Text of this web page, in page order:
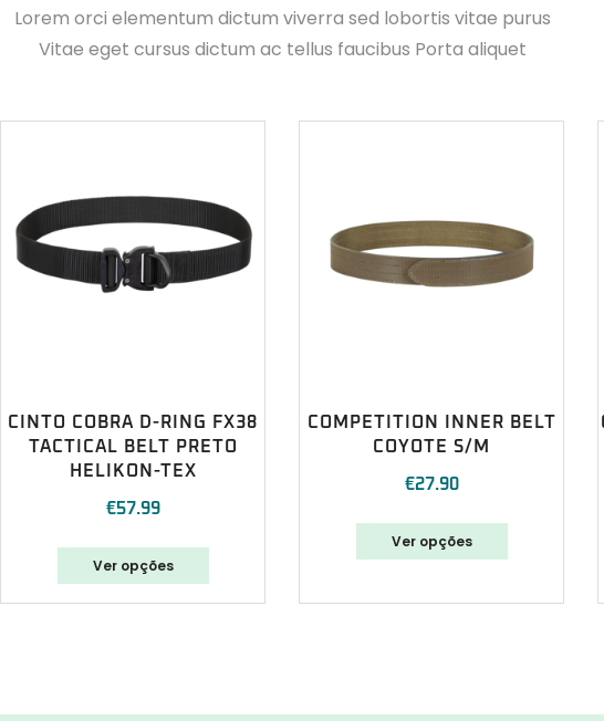
Lorem orci elementum dictum viverra sed lobortis vitae purus
Vitae eget cursus dictum ac tellus faucibus Porta aliquet
CINTO COBRA D-RING FX38
TACTICAL BELT PRETO
HELIKON-TEX
€57.99
Ver opções
COMPETITION INNER BELT
COYOTE S/M
€27.90
Ver opções